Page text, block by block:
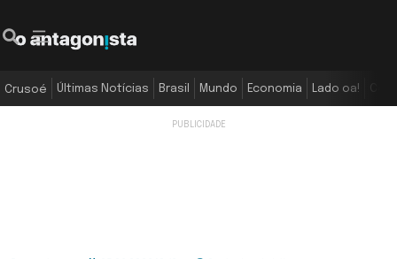
Crusoé Últimas Notícias Brasil Mundo Economia Lado oa!